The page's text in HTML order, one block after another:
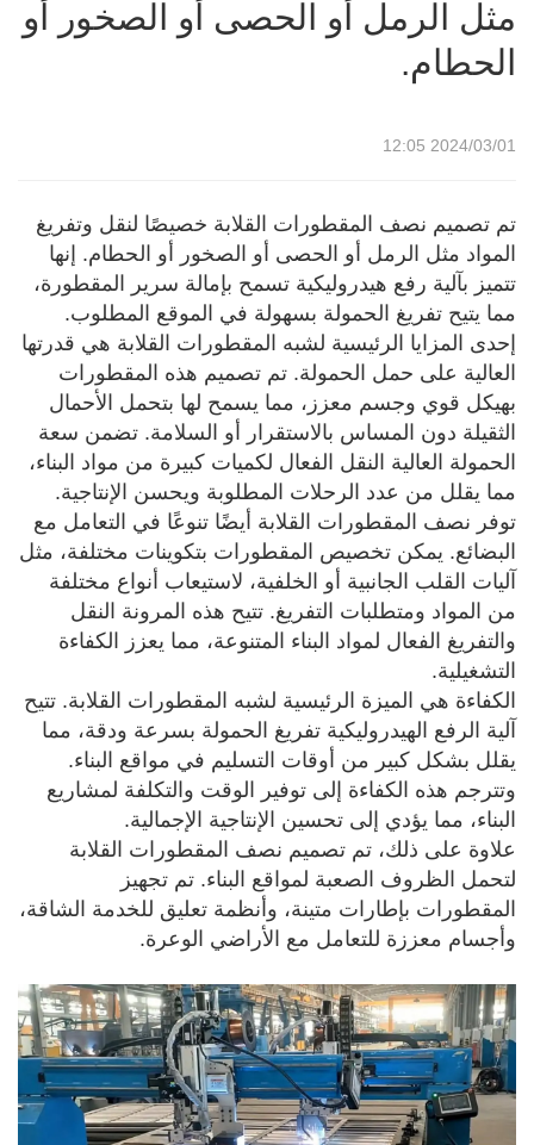
مثل الرمل أو الحصى أو الصخور أو
الحطام.
2024/03/01 12:05
تم تصميم نصف المقطورات القلابة خصيصًا لنقل وتفريغ
المواد مثل الرمل أو الحصى أو الصخور أو الحطام. إنها
تتميز بآلية رفع هيدروليكية تسمح بإمالة سرير المقطورة،
مما يتيح تفريغ الحمولة بسهولة في الموقع المطلوب.
إحدى المزايا الرئيسية لشبه المقطورات القلابة هي قدرتها
العالية على حمل الحمولة. تم تصميم هذه المقطورات
بهيكل قوي وجسم معزز، مما يسمح لها بتحمل الأحمال
الثقيلة دون المساس بالاستقرار أو السلامة. تضمن سعة
الحمولة العالية النقل الفعال لكميات كبيرة من مواد البناء،
مما يقلل من عدد الرحلات المطلوبة ويحسن الإنتاجية.
توفر نصف المقطورات القلابة أيضًا تنوعًا في التعامل مع
البضائع. يمكن تخصيص المقطورات بتكوينات مختلفة، مثل
آليات القلب الجانبية أو الخلفية، لاستيعاب أنواع مختلفة
من المواد ومتطلبات التفريغ. تتيح هذه المرونة النقل
والتفريغ الفعال لمواد البناء المتنوعة، مما يعزز الكفاءة
التشغيلية.
الكفاءة هي الميزة الرئيسية لشبه المقطورات القلابة. تتيح
آلية الرفع الهيدروليكية تفريغ الحمولة بسرعة ودقة، مما
يقلل بشكل كبير من أوقات التسليم في مواقع البناء.
وتترجم هذه الكفاءة إلى توفير الوقت والتكلفة لمشاريع
البناء، مما يؤدي إلى تحسين الإنتاجية الإجمالية.
علاوة على ذلك، تم تصميم نصف المقطورات القلابة
لتحمل الظروف الصعبة لمواقع البناء. تم تجهيز
المقطورات بإطارات متينة، وأنظمة تعليق للخدمة الشاقة،
وأجسام معززة للتعامل مع الأراضي الوعرة.